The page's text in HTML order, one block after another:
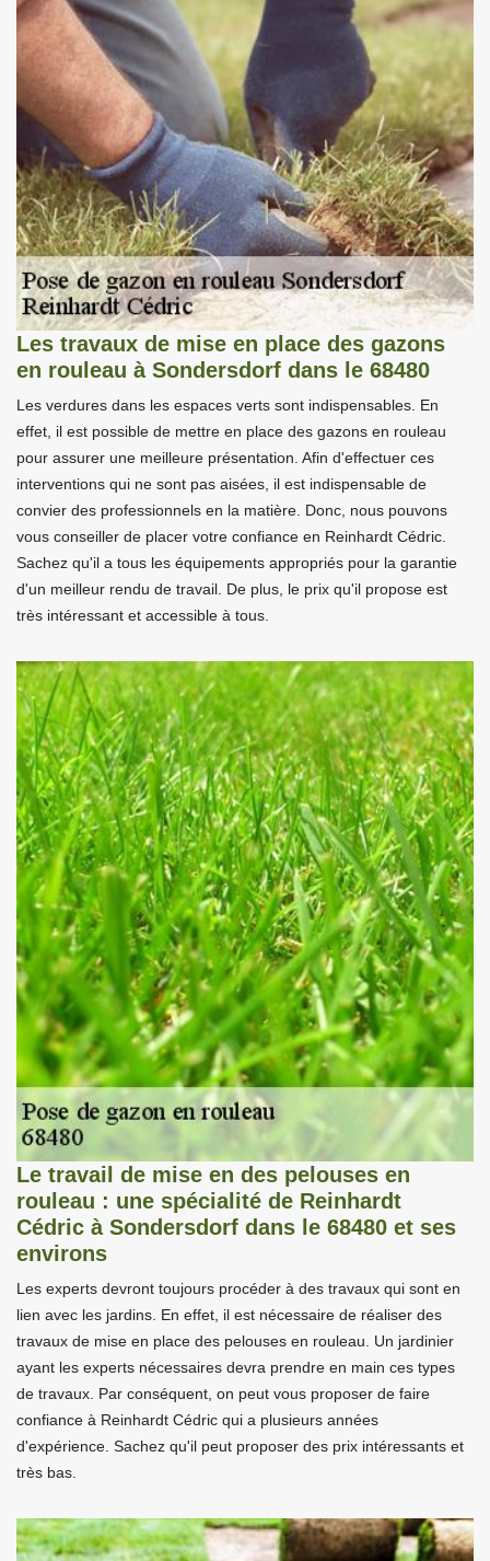
Les travaux de mise en place des gazons
en rouleau à Sondersdorf dans le 68480
Les verdures dans les espaces verts sont indispensables. En
effet, il est possible de mettre en place des gazons en rouleau
pour assurer une meilleure présentation. Afin d'effectuer ces
interventions qui ne sont pas aisées, il est indispensable de
convier des professionnels en la matière. Donc, nous pouvons
vous conseiller de placer votre confiance en Reinhardt Cédric.
Sachez qu'il a tous les équipements appropriés pour la garantie
d'un meilleur rendu de travail. De plus, le prix qu'il propose est
très intéressant et accessible à tous.
Le travail de mise en des pelouses en
rouleau : une spécialité de Reinhardt
Cédric à Sondersdorf dans le 68480 et ses
environs
Les experts devront toujours procéder à des travaux qui sont en
lien avec les jardins. En effet, il est nécessaire de réaliser des
travaux de mise en place des pelouses en rouleau. Un jardinier
ayant les experts nécessaires devra prendre en main ces types
de travaux. Par conséquent, on peut vous proposer de faire
confiance à Reinhardt Cédric qui a plusieurs années
d'expérience. Sachez qu'il peut proposer des prix intéressants et
très bas.